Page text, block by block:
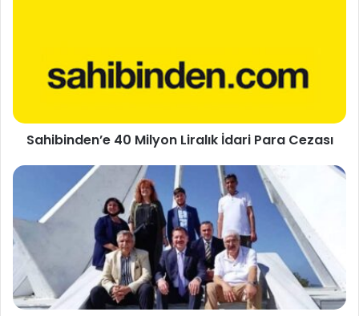
Sahibinden’e 40 Milyon Liralık İdari Para Cezası